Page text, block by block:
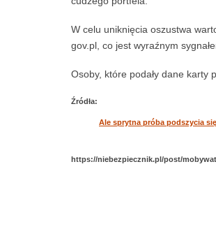
W celu uniknięcia oszustwa
gov.pl, co jest wyraźnym
Osoby, które podały dane karty
Źródła:
Ale sprytna próba podszycia
https://niebezpiecznik.pl/post/